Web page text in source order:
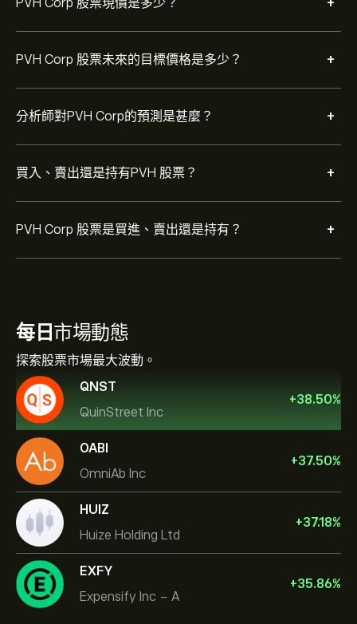
PVH Corp 股票未來的目標價格是多少？ +
分析師對PVH Corp的預測是甚麼？ +
買入、賣出還是持有PVH 股票？ +
PVH Corp 股票是買進、賣出還是持有？ +
每日 市場動態
探索股票市場最大波動。
QNST
QuinStreet Inc
+38.50%
OABI
OmniAb Inc
+37.50%
HUIZ
Huize Holding Ltd
+37.18%
EXFY
Expensify Inc - A
+35.86%
NVIDIA Corporation